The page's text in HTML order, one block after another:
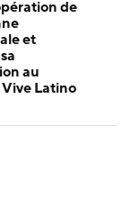
de
et
au
Latino